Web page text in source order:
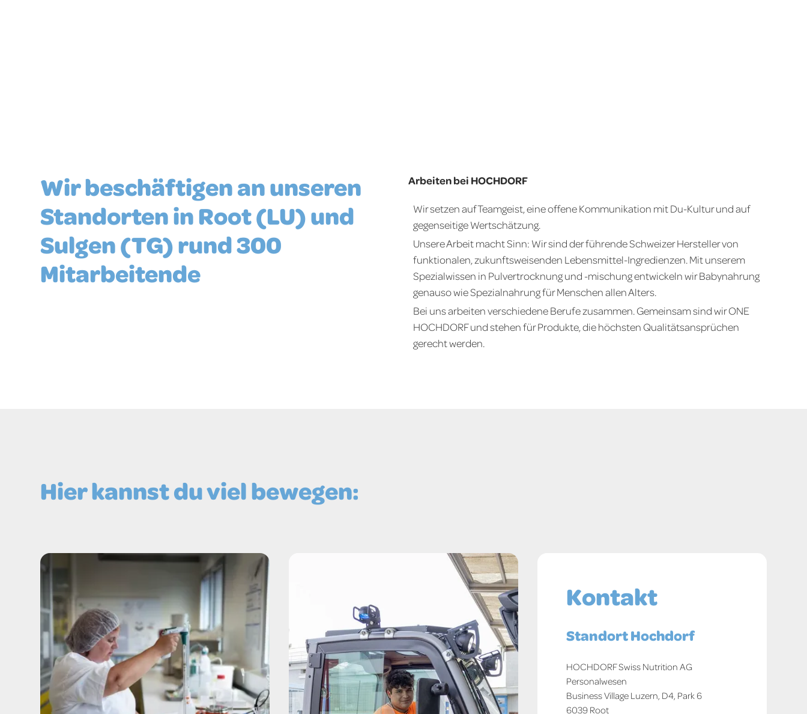
Wir beschäftigen an unseren
Standorten in Root (LU) und
Sulgen (TG) rund 300
Mitarbeitende
Arbeiten bei HOCHDORF
Wir setzen auf Teamgeist, eine offene Kommunikation mit Du-Kultur und auf
gegenseitige Wertschätzung.
Unsere Arbeit macht Sinn: Wir sind der führende Schweizer Hersteller von
funktionalen, zukunftsweisenden Lebensmittel-Ingredienzen. Mit unserem
Spezialwissen in Pulvertrocknung und -mischung entwickeln wir Babynahrung
genauso wie Spezialnahrung für Menschen allen Alters.
Bei uns arbeiten verschiedene Berufe zusammen. Gemeinsam sind wir ONE
HOCHDORF und stehen für Produkte, die höchsten Qualitätsansprüchen
gerecht werden.
Hier kannst du viel bewegen:
Kontakt
Standort Hochdorf
HOCHDORF Swiss Nutrition AG
Personalwesen
Business Village Luzern, D4, Park 6
6039 Root